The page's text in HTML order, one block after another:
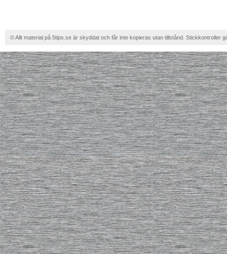
© Allt material på 5tips.se är skyddat och får inte kopieras utan tillstånd. Stickkontroller